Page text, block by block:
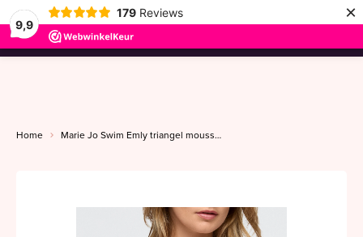
9,9
179 Reviews ×
menu
Home Marie Jo Swim Emly triangel moussecup XS-L electric blue